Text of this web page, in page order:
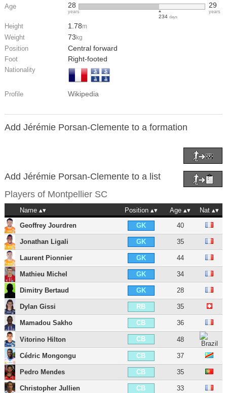
Age 28
years
234days
29
years
Height 1.78m
Weight 73 kg
Position Central forward
Foot Right-footed
Nationality
Profile Wikipedia
Add Jérémie Porsan-Clemente to a formation
Add Jérémie Porsan-Clemente to a list
Players of Montpellier SC
Name Position Age
Nat
Geoffrey Jourdren
GK 40
Jonathan Ligali GK 35
Laurent Pionnier GK 44
Mathieu Michel GK 34
Dimitry Bertaud GK 28
Dylan Gissi RB 35
Mamadou Sakho CB 36
Vitorino Hilton CB 48
Cédric Mongongu CB 37
Pedro Mendes CB 35
Christopher Jullien CB 33